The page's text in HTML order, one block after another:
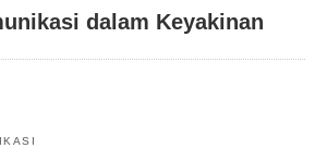
dalam Keyakinan